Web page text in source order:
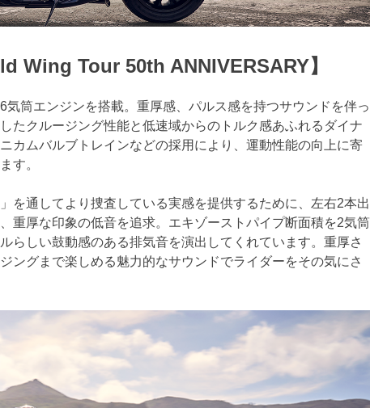
Wing Tour 50th ANNIVERSARY】
筒エンジンを搭載。重厚感、パルス感を持つサウンドを伴っ
たクルージング性能と低速域からのトルク感あふれるダイナ
カムバルブトレインなどの採用により、運動性能の向上に寄
す。
を通してより捜査している実感を提供するために、左右2本出
重厚な印象の低音を追求。エキゾーストパイプ断面積を2気筒
らしい鼓動感のある排気音を演出してくれています。重厚さ
ングまで楽しめる魅力的なサウンドでライダーをその気にさ